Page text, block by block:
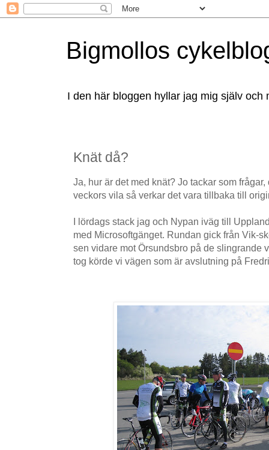
Bigmollos
I den här bloggen hyllar jag mig själv
Knät då?
Ja, hur är det med knät? Jo tackar som
veckors vila så verkar det vara tillbaka till
I lördags stack jag och Nypan iväg till
med Microsoftgänget. Rundan gick från Vik-
sen vidare mot Örsundsbro på de slingrande
tog körde vi vägen som är avslutning på